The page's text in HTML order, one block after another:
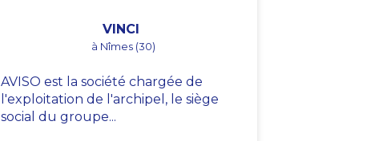
VINCI
à Nîmes (30)
AVISO est la société chargée de
l'exploitation de l'archipel, le siège
social du groupe...